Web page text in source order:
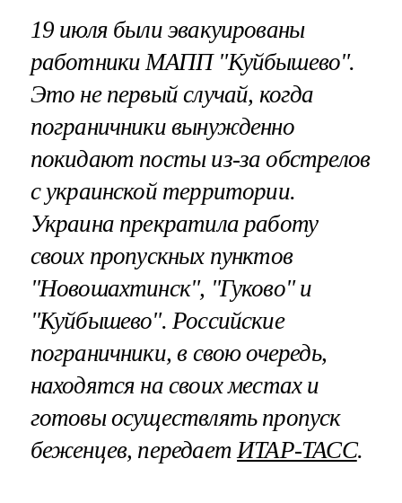
19 июля были эвакуированы
работники МАПП "Куйбышево".
Это не первый случай, когда
пограничники вынужденно
покидают посты из-за обстрелов
с украинской территории.
Украина прекратила работу
своих пропускных пунктов
"Новошахтинск", "Гуково" и
"Куйбышево". Российские
пограничники, в свою очередь,
находятся на своих местах и
готовы осуществлять пропуск
беженцев, передает ИТАР-ТАСС.